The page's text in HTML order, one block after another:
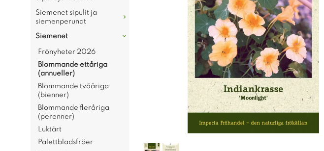
Siemenet sipulit ja
siemenperunat
Siemenet
Frönyheter 2026
Blommande ettåriga
(annueller)
Blommande tvååriga
(bienner)
Blommande fleråriga
(perenner)
Luktärt
Palettbladsfröer